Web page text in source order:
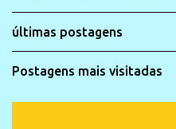
últimas postagens
Postagens mais visitadas